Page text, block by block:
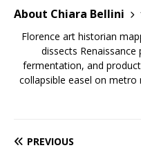
About Chiara Bellini
Florence art historian
dissects
fermentation, and
collapsible easel on metro
PREVIOUS